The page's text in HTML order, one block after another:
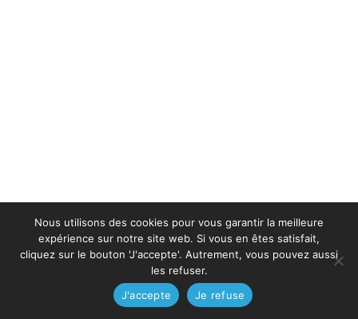
Nous utilisons des cookies pour vous garantir la meilleure
expérience sur notre site web. Si vous en êtes satisfait,
cliquez sur le bouton 'J'accepte'. Autrement, vous pouvez aussi
les refuser.
J'accepte
Je refuse